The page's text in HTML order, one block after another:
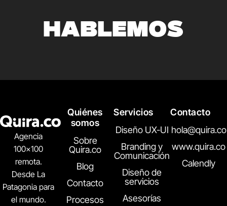
HABLEMOS
Agencia
100×100
remota.
Desde La
Patagonia para
el mundo.
Quiénes
somos
Sobre
Quira.co
Blog
Contacto
Procesos
Servicios
Diseño UX-UI
Branding y
Comunicación
Diseño de
servicios
Asesorías
Contacto
hola@quira.co
www.quira.co
Calendly